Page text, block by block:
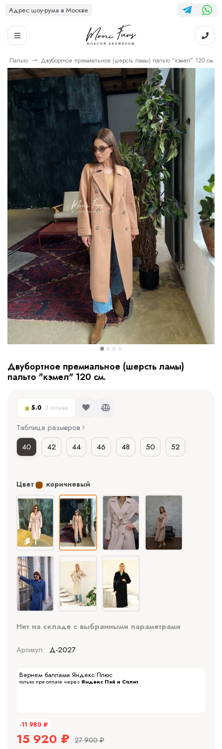
Адрес шоу-рума в Москве
Пальто Двубортное премиальное (шерсть ламы) пальто "кэмел" 120 см.
Двубортное премиальное (шерсть ламы)
пальто "кэмел" 120 см.
5.0 3 отзыва
Таблица размеров
40
42 44 46 48 50 52
Цвет коричневый
Нет на складе с выбранными параметрами
Артикул: Д-2027
Вернем баллами Яндекс Плюс
только при оплате через Яндекс Пэй и Сплит
-11 980 ₽
15 920 ₽ 27 900 ₽